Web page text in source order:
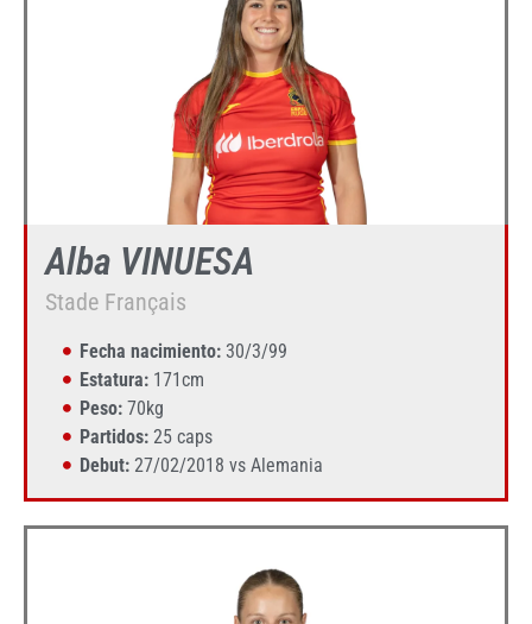
Alba VINUESA
Stade Français
Fecha nacimiento:30/3/99
Estatura:171cm
Peso:70kg
Partidos:25 caps
Debut:27/02/2018 vs Alemania